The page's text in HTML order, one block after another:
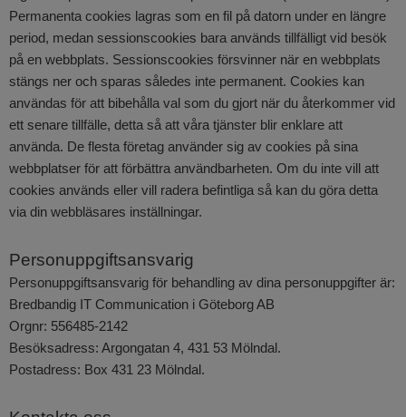
Permanenta cookies lagras som en fil på datorn under en längre
period, medan sessionscookies bara används tillfälligt vid besök
på en webbplats. Sessionscookies försvinner när en webbplats
stängs ner och sparas således inte permanent. Cookies kan
användas för att bibehålla val som du gjort när du återkommer vid
ett senare tillfälle, detta så att våra tjänster blir enklare att
använda. De flesta företag använder sig av cookies på sina
webbplatser för att förbättra användbarheten. Om du inte vill att
cookies används eller vill radera befintliga så kan du göra detta
via din webbläsares inställningar.
Personuppgiftsansvarig
Personuppgiftsansvarig för behandling av dina personuppgifter är:
Bredbandig IT Communication i Göteborg AB
Orgnr: 556485-2142
Besöksadress: Argongatan 4, 431 53 Mölndal.
Postadress: Box 431 23 Mölndal.